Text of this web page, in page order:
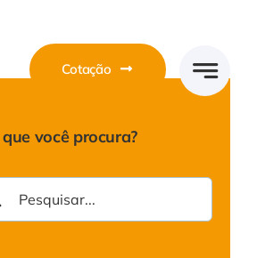
Cotação
que você procura?